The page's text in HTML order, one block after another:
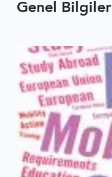
Genel Bilgiler